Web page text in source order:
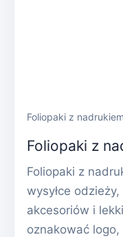
Foliopaki z nadrukiem
Foliopaki z
Foliopaki z
wysyłce
akcesoriów i
oznakować